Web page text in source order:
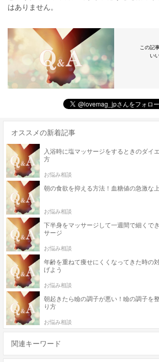
はありません。
この記
い
オススメの新着記事
入浴時に塩マッサージをするときのダイ
方
お悩み相談
朝の食欲を抑える方法！血糖値の急激な
お悩み相談
下半身をマッサージして一週間で細くで
サージ
お悩み相談
年齢を重ねて痩せにくくなってきた時の
げよう
お悩み相談
朝起きたら瞼の調子が悪い！瞼の調子を
り方
お悩み相談
関連キーワード